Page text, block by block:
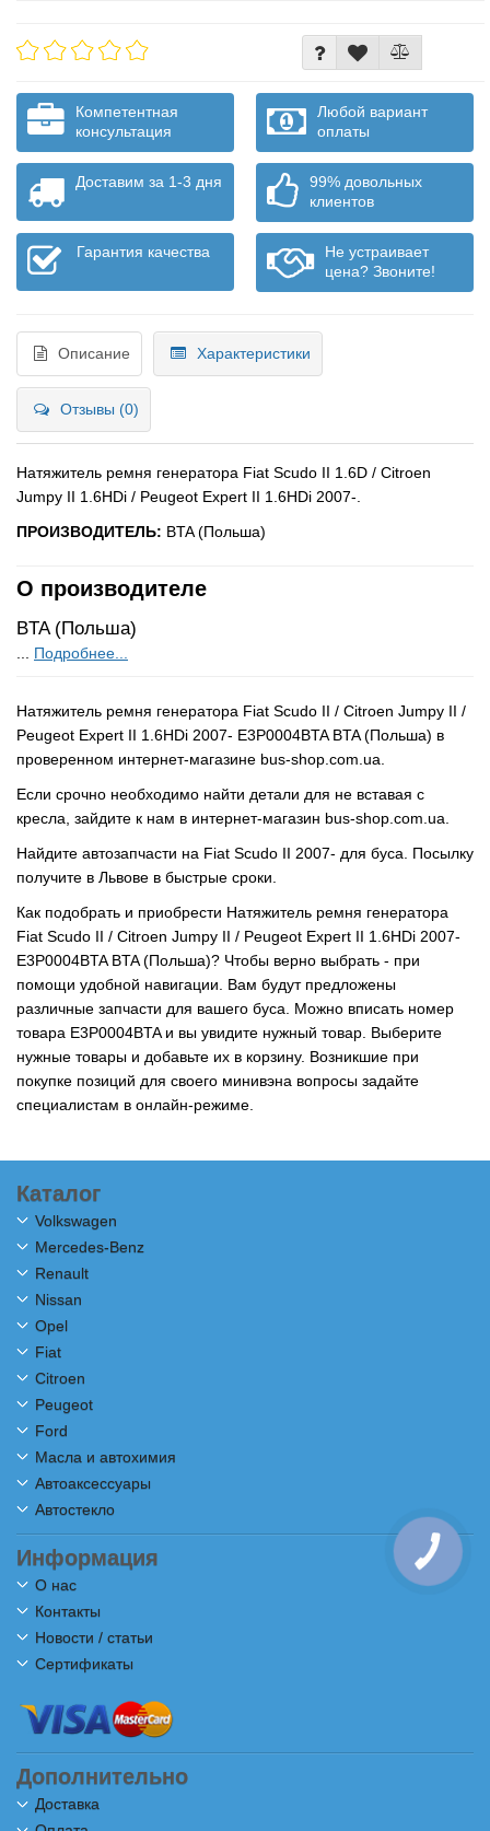
Компетентная
консультация
Любой вариант
оплаты
Доставим за 1-3 дня
99% довольных
клиентов
Гарантия качества
Не устраивает
цена? Звоните!
Описание Характеристики
Отзывы (0)
Натяжитель ремня генератора Fiat Scudo II 1.6D / Citroen
Jumpy II 1.6HDi / Peugeot Expert II 1.6HDi 2007-.
ПРОИЗВОДИТЕЛЬ: BTA (Польша)
О производителе
BTA (Польша)
Подробнее...
Натяжитель ремня генератора Fiat Scudo II / Citroen Jumpy II /
Peugeot Expert II 1.6HDi 2007- E3P0004BTA BTA (Польша) в
проверенном интернет-магазине bus-shop.com.ua.
Если срочно необходимо найти детали для не вставая с
кресла, зайдите к нам в интернет-магазин bus-shop.com.ua.
Найдите автозапчасти на Fiat Scudo II 2007- для буса. Посылку
получите в Львове в быстрые сроки.
Как подобрать и приобрести Натяжитель ремня генератора
Fiat Scudo II / Citroen Jumpy II / Peugeot Expert II 1.6HDi 2007-
E3P0004BTA BTA (Польша)? Чтобы верно выбрать - при
помощи удобной навигации. Вам будут предложены
различные запчасти для вашего буса. Можно вписать номер
товара E3P0004BTA и вы увидите нужный товар. Выберите
нужные товары и добавьте их в корзину. Возникшие при
покупке позиций для своего минивэна вопросы задайте
специалистам в онлайн-режиме.
Каталог
Volkswagen
Mercedes-Benz
Renault
Nissan
Opel
Fiat
Citroen
Peugeot
Ford
Масла и автохимия
Автоаксессуары
Автостекло
Информация
О нас
Контакты
Новости / статьи
Сертификаты
Дополнительно
Доставка
КНОПКА
СВЯЗИ